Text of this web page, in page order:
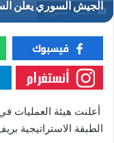
الجيش السوري
أعلنت هيئة العمليات
الطبقة الاستراتيجية